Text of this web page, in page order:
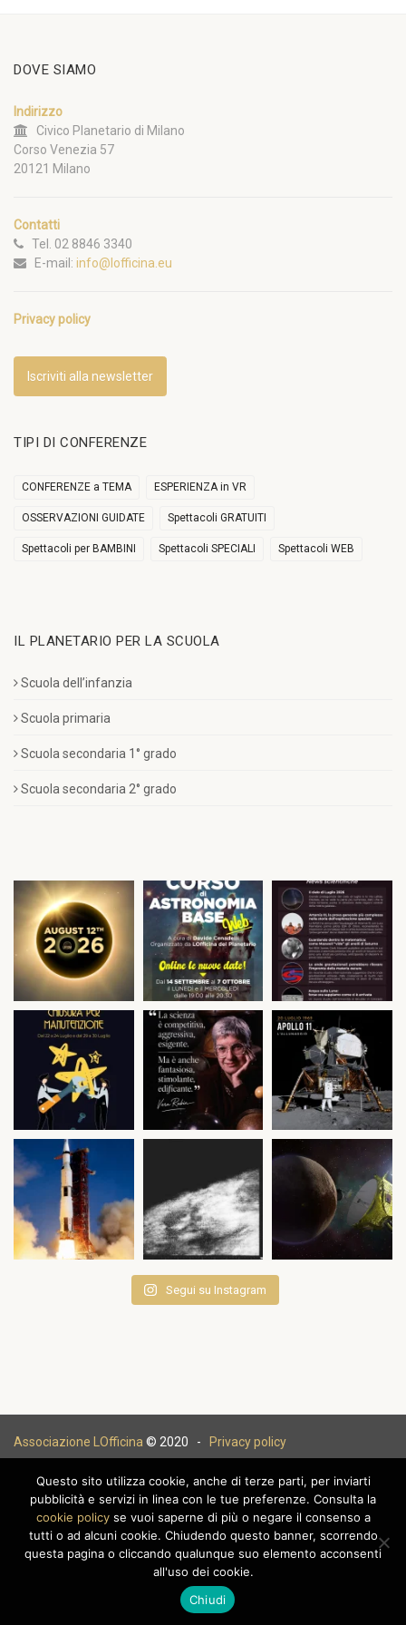
DOVE SIAMO
Indirizzo
Civico Planetario di Milano
Corso Venezia 57
20121 Milano
Contatti
Tel. 02 8846 3340
E-mail: info@lofficina.eu
Privacy policy
Iscriviti alla newsletter
TIPI DI CONFERENZE
CONFERENZE a TEMA ESPERIENZA in VR
OSSERVAZIONI GUIDATE Spettacoli GRATUITI
Spettacoli per BAMBINI Spettacoli SPECIALI Spettacoli WEB
IL PLANETARIO PER LA SCUOLA
Scuola dell’infanzia
Scuola primaria
Scuola secondaria 1° grado
Scuola secondaria 2° grado
Segui su Instagram
Associazione LOfficina © 2020 - Privacy policy
Questo sito utilizza cookie, anche di terze parti, per inviarti
pubblicità e servizi in linea con le tue preferenze. Consulta la
cookie policyse vuoi saperne di più o negare il consenso a
tutti o ad alcuni cookie. Chiudendo questo banner, scorrendo
questa pagina o cliccando qualunque suo elemento acconsenti
all'uso dei cookie.
Chiudi